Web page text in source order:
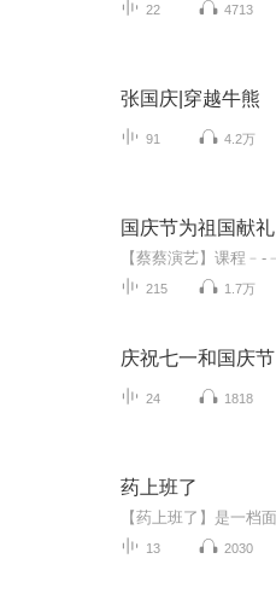
22 4713
张国庆|穿越牛熊
91 4.2万
国庆节为祖国献礼
215 1.7万
庆祝七一和国庆节
24 1818
药上班了
13 2030